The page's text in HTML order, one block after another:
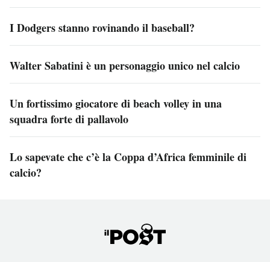
I Dodgers stanno rovinando il baseball?
Walter Sabatini è un personaggio unico nel calcio
Un fortissimo giocatore di beach volley in una
squadra forte di pallavolo
Lo sapevate che c’è la Coppa d’Africa femminile di
calcio?